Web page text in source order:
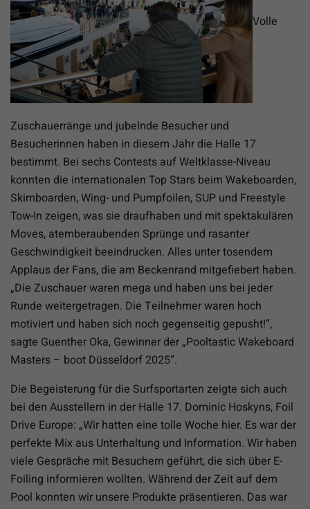
Volle
Zuschauerränge und jubelnde Besucher und
Besucherinnen haben in diesem Jahr die Halle 17
bestimmt. Bei sechs Contests auf Weltklasse-Niveau
konnten die internationalen Top Stars beim Wakeboarden,
Skimboarden, Wing- und Pumpfoilen, SUP und Freestyle
Tow-In zeigen, was sie draufhaben und mit spektakulären
Moves, atemberaubenden Sprünge und rasanter
Geschwindigkeit beeindrucken. Alles unter tosendem
Applaus der Fans, die am Beckenrand mitgefiebert haben.
„Die Zuschauer waren mega und haben uns bei jeder
Runde weitergetragen. Die Teilnehmer waren hoch
motiviert und haben sich noch gegenseitig gepusht!“,
sagte Guenther Oka, Gewinner der „Pooltastic Wakeboard
Masters – boot Düsseldorf 2025“.
Die Begeisterung für die Surfsportarten zeigte sich auch
bei den Ausstellern in der Halle 17. Dominic Hoskyns, Foil
Drive Europe: „Wir hatten eine tolle Woche hier. Es war der
perfekte Mix aus Unterhaltung und Information. Wir haben
viele Gespräche mit Besuchern geführt, die sich über E-
Foiling informieren wollten. Während der Zeit auf dem
Pool konnten wir unsere Produkte präsentieren. Das war